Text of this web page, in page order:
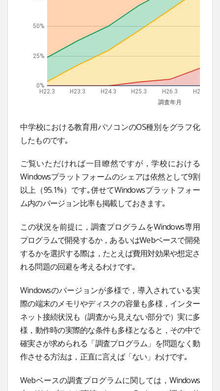
中学校における教育用パソコンのOS種別をグラフ化
したものです｡
ご覧いただければ一目瞭然ですが，学校における
Windowsプラットフォームのシェアは依然として9割
以上（95.1%）です｡併せてWindowsプラットフォー
ム内のバージョン比率も掲載しておきます｡
この状況を前提に，調査プログラムをWindows専用
プログラムで開発するか，あるいはWebベースで開発
するかを選択する際は，たとえば費用対効果や想定さ
れる問題の回避を考えるわけです｡
Windowsのバージョンが多様で，導入されている実
際の端末のメモリやディスクの容量も多様，インター
ネット接続状況も（調査から見えない部分で）実に多
様，動作時の実際的な条件も多様となると，その中で
確実さが求められる「調査プログラム」を問題なく動
作させる方法は，正直に言えば「ない」わけです｡
Webベースの調査プログラムに関しては，Windows